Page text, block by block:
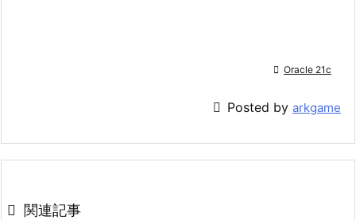
 Oracle 21c
 Posted by arkgame
 関連記事